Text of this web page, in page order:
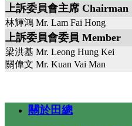
上訴委員會主席 Chairman
林輝鴻 Mr. Lam Fai Hong
上訴委員會委員 Member
梁洪基 Mr. Leong Hung Kei
關偉文 Mr. Kuan Vai Man
關於田總